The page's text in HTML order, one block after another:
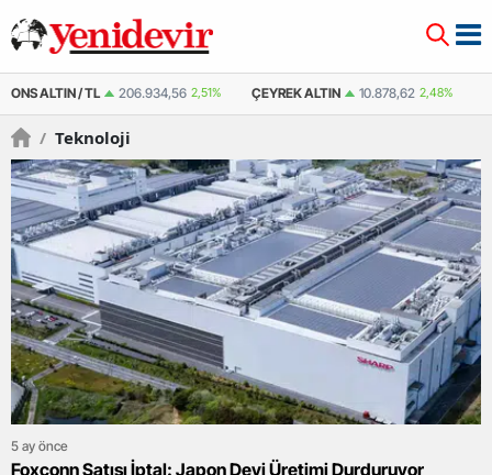
ÇEYREK ALTIN 10.878,62 2,48% ÇEYREK ALTIN ( KAPALI ÇARŞI )
/ Teknoloji
5 ay önce
Foxconn Satışı İptal: Japon Devi Üretimi Durduruyor